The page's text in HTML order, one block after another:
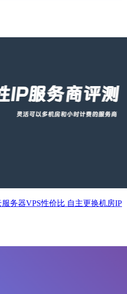
务器VPS性价比 自主更换机房IP